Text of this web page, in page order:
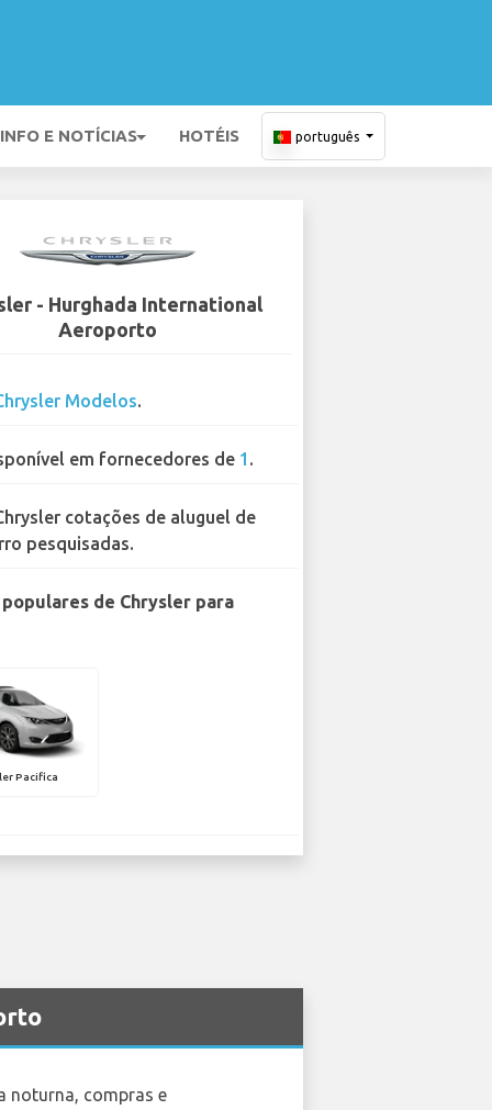
INFO E NOTÍCIAS HOTÉIS português
- Hurghada International
Aeroporto
Modelos.
em fornecedores de 1 .
cotações de aluguel de
pesquisadas.
de Chrysler para
Pacifica
noturna, compras e